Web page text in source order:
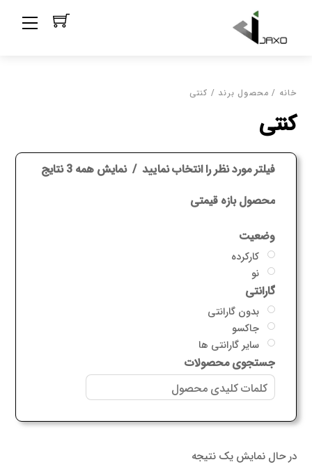
content
خانه / محصول برند / کنتی
کنتی
فیلتر مورد نظر را انتخاب نمایید نمایش همه 3 نتایج
محصول بازه قیمتی
وضعیت
کارکرده
نو
گارانتی
بدون گارانتی
جاکسو
سایر گارانتی ها
جستجوی محصولات
در حال نمایش یک نتیجه